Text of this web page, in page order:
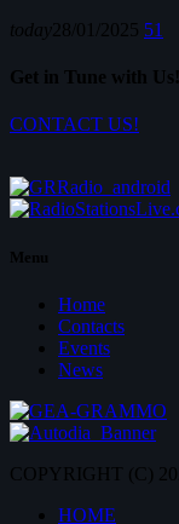
today 28/01/2025 51
Get in Tune with Us!
CONTACT US!
Menu
Home
Contacts
Events
News
COPYRIGHT (C)
HOME